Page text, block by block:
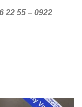
22 55 – 0922